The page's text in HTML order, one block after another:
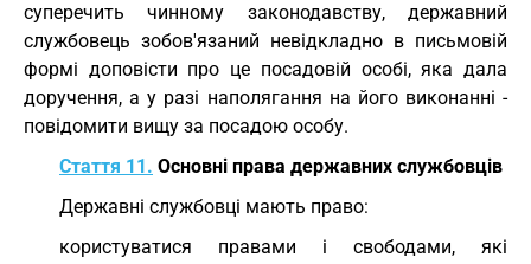
суперечить чинному законодавству, державний
службовець зобов'язаний невідкладно в письмовій
формі доповісти про це посадовій особі, яка дала
доручення, а у разі наполягання на його виконанні -
повідомити вищу за посадою особу.
Стаття 11. Основні права державних службовців
Державні службовці мають право:
користуватися правами і свободами, які